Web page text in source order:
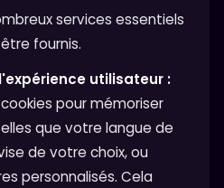
services essentiels
fournis.
utilisateur :
pour mémoriser
que votre langue de
de votre choix, ou
personnalisés. Cela